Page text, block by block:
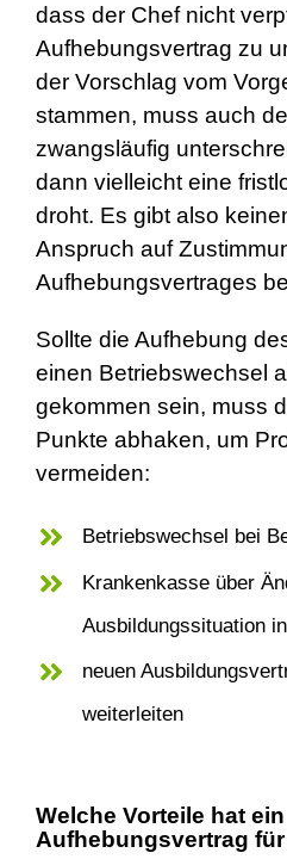
dass der Chef nicht
Aufhebungsvertrag zu
der Vorschlag vom
stammen, muss auch
zwangsläufig
dann vielleicht eine
droht. Es gibt also
Anspruch auf
Aufhebungsvertrages
Sollte die Aufhebung
einen Betriebswechsel
gekommen sein, muss
Punkte abhaken, um
vermeiden:
Betriebswechsel bei
Krankenkasse über
Ausbildungssituation
neuen
weiterleiten
Welche Vorteile hat ein
Aufhebungsvertrag